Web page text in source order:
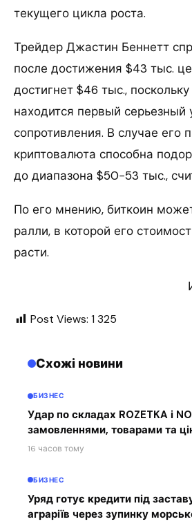
текущего цикла роста.
Трейдер Джастин Беннетт
после достижения $43 тыс.
достигнет $46 тыс.,
находится первый серьезный
сопротивления. В случае его
криптовалюта способна
до диапазона $50−53 тыс.,
По его мнению, биткоин
ралли, в которой его
расти.
Post Views: 1 325
Схожі новини
БИЗНЕС
Удар по складах ROZETKA і
замовленнями, товарами та
16 часов тому
БИЗНЕС
Уряд готує кредити під
аграріїв через зупинку